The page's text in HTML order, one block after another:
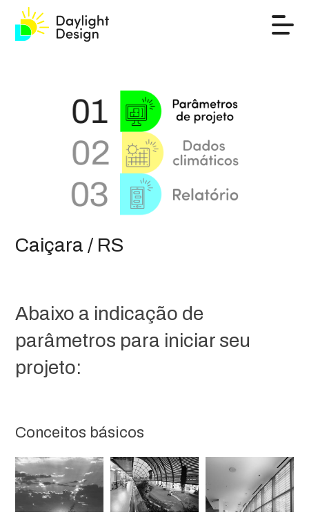
Caiçara / RS
Abaixo a indicação de
parâmetros para iniciar seu
projeto:
Conceitos básicos